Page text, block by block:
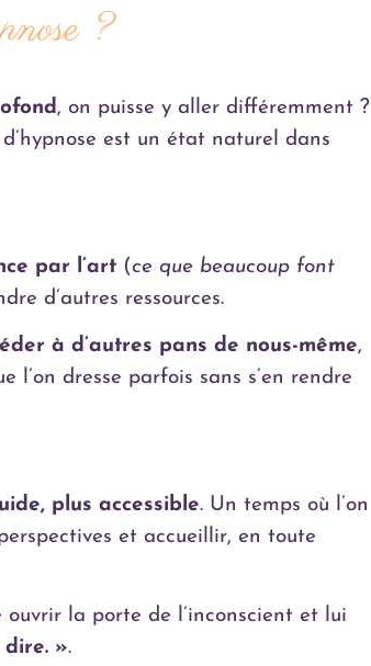
?
, on puisse y aller différemment ?
est un état naturel dans
par l’art (ce que beaucoup font
d’autres ressources.
à d’autres pans de nous-même,
l’on dresse parfois sans s’en rendre
plus accessible. Un temps où l’on
et accueillir, en toute
ouvrir la porte de l’inconscient et lui
dire. ».